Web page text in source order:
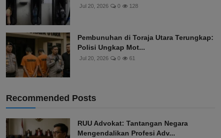
Jul 20, 2026 0 128
Pembunuhan di Toraja Utara Terungkap:
Polisi Ungkap Mot...
Jul 20, 2026 0 61
Recommended Posts
RUU Advokat: Tantangan Negara
Mengendalikan Profesi Adv...